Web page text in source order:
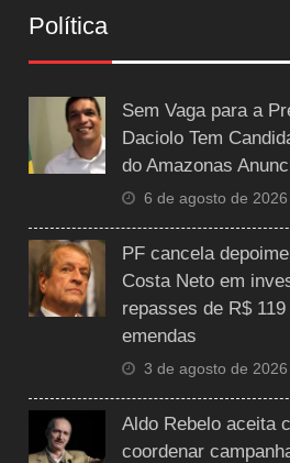
Política
Sem Vaga para a
Daciolo Tem
do Amazonas
6 de agosto de 2026
PF cancela
Costa Neto em
repasses de R$
emendas
3 de agosto de 2026
Aldo Rebelo aceita
coordenar